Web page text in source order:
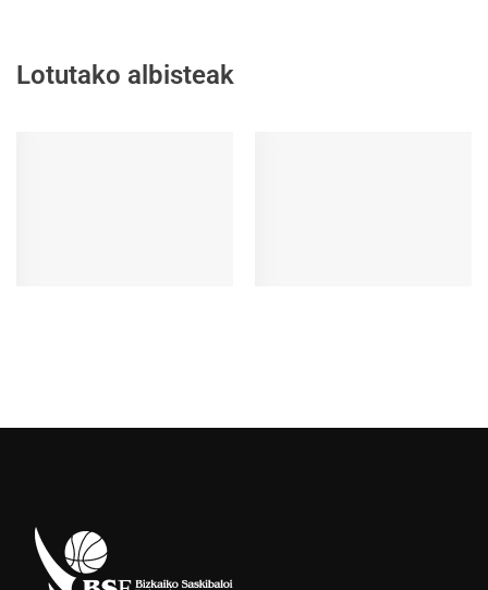
Lotutako albisteak